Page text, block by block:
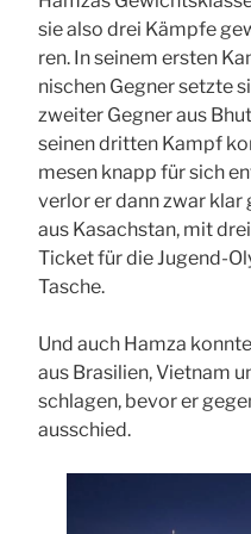
sie also drei Kämp­fe
ren. In sei­nem ers­ten
ni­schen Geg­ner setz­te
zwei­ter Geg­ner aus
sei­nen drit­ten Kampf
me­sen knapp für sich
ver­lor er dann zwar klar
aus Kasach­stan, mit
Ticket für die Jugend-
Tasche.
Und auch Ham­za
aus Bra­si­li­en, Viet­nam
schla­gen, bevor er
aus­schied.